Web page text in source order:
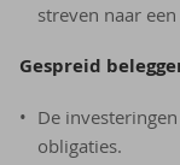
streven naar
Gespreid
De
obligaties.